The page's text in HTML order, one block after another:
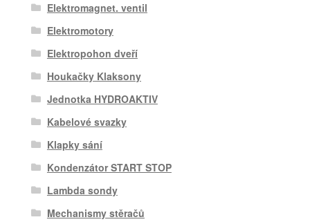
Elektromagnet. ventil
Elektromotory
Elektropohon dveří
Houkačky Klaksony
Jednotka HYDROAKTIV
Kabelové svazky
Klapky sání
Kondenzátor START STOP
Lambda sondy
Mechanismy stěračů